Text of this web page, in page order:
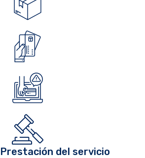
Prestación del servicio